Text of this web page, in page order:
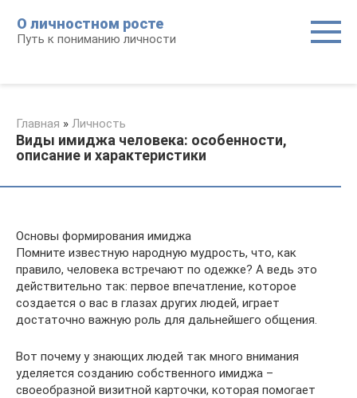
контенту
О личностном росте
Путь к пониманию личности
Главная » Личность
Виды имиджа человека: особенности,
описание и характеристики
Основы формирования имиджа
Помните известную народную мудрость, что, как
правило, человека встречают по одежке? А ведь это
действительно так: первое впечатление, которое
создается о вас в глазах других людей, играет
достаточно важную роль для дальнейшего общения.
Вот почему у знающих людей так много внимания
уделяется созданию собственного имиджа –
своеобразной визитной карточки, которая помогает